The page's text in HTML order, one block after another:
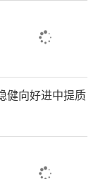
健向好进中提质